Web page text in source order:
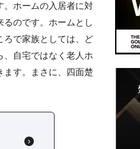
。ホームの入居者に対
のです。ホームとし
ろで家族としては、ど
、自宅ではなく老人ホ
ます。まさに、四面楚